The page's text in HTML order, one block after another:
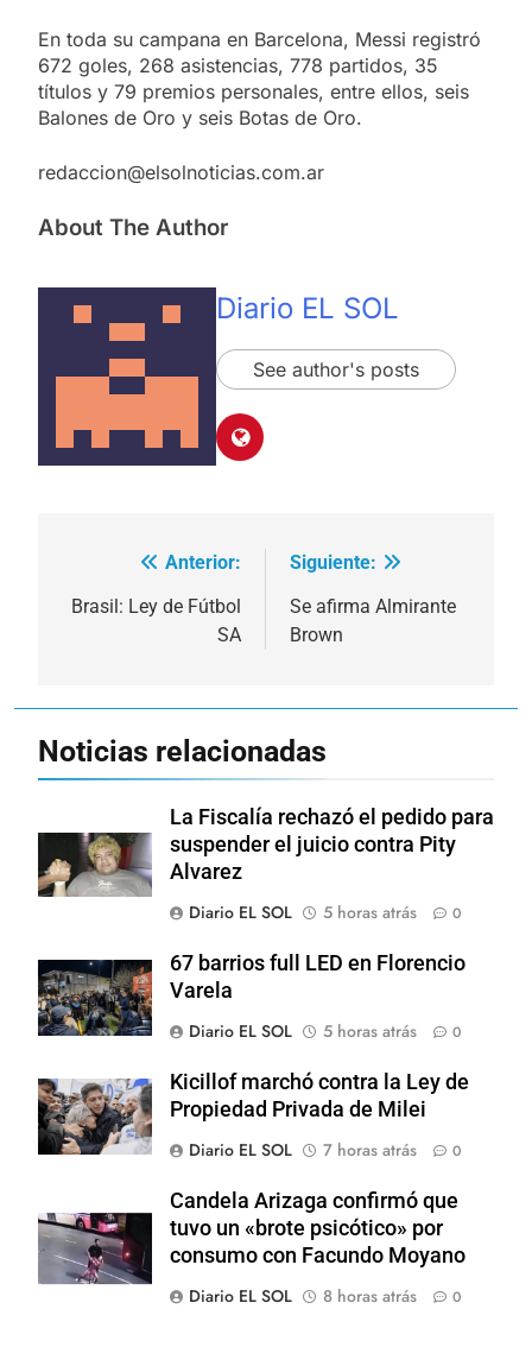
En toda su campana en Barcelona, Messi registró
672 goles, 268 asistencias, 778 partidos, 35
títulos y 79 premios personales, entre ellos, seis
Balones de Oro y seis Botas de Oro.
redaccion@elsolnoticias.com.ar
About The Author
Diario EL SOL
See author's posts
Navegación
de
Anterior:
Brasil: Ley de Fútbol
SA
Siguiente:
Se afirma Almirante
Brown
Noticias relacionadas
La Fiscalía rechazó el pedido para
suspender el juicio contra Pity
Alvarez
Diario EL SOL
5 horas atrás 0
67 barrios full LED en Florencio
Varela
Diario EL SOL
5 horas atrás 0
Kicillof marchó contra la Ley de
Propiedad Privada de Milei
Diario EL SOL
7 horas atrás 0
Candela Arizaga confirmó que
tuvo un «brote psicótico» por
consumo con Facundo Moyano
Diario EL SOL
8 horas atrás 0